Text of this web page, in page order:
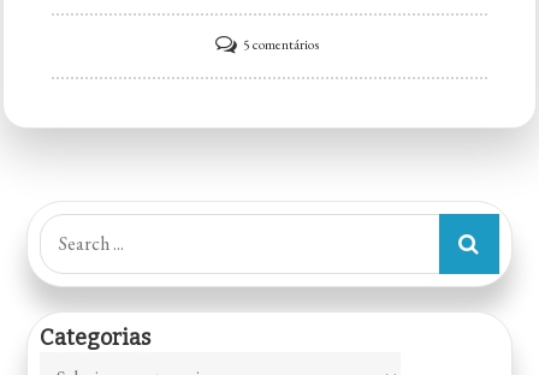
5 comentáriosem
Dalva
Search
for:
Categorias
Categorias